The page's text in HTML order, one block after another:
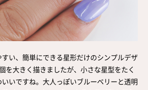
い、簡単にできる星形だけのシンプルデザ
を大きく描きましたが、小さな星型をたく
いですね。大人っぽいブルーベリーと透明